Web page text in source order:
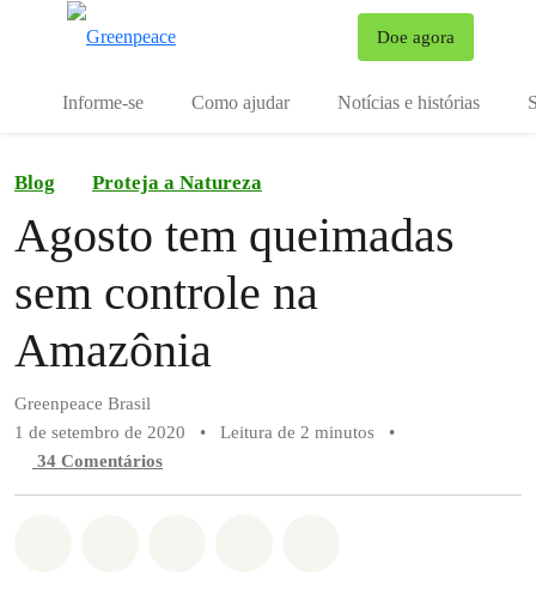
Doe agora
Informe-se Como ajudar Notícias e histórias
Blog Proteja a Natureza
Agosto tem queimadas
sem controle na
Amazônia
Greenpeace Brasil
1 de setembro de 2020
• Leitura de 2 minutos
•
34 Comentários